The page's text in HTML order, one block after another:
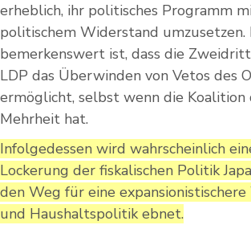
erheblich, ihr politisches Programm
politischem Widerstand umzusetzen.
bemerkenswert ist, dass die
LDP das Überwinden von Vetos des
ermöglicht, selbst wenn die Koalition
Mehrheit hat.
Infolgedessen wird wahrscheinlich
Lockerung der fiskalischen Politik
den Weg für eine
und Haushaltspolitik ebnet.